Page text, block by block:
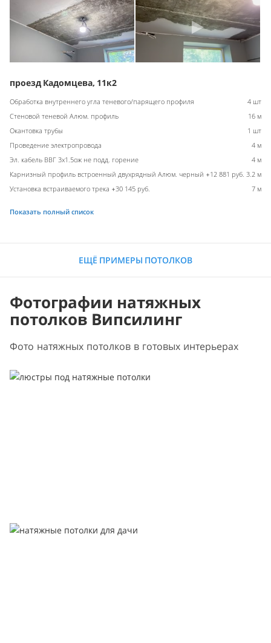
проезд Кадомцева, 11к2
Обработка внутреннего угла теневого/парящего профиля
4 шт
Стеновой теневой Алюм. профиль
16 м
Окантовка трубы
1 шт
Проведение электропровода
4 м
Эл. кабель ВВГ 3х1.5ож не подд. горение
4 м
Карнизный профиль встроенный двухрядный Алюм. черный +12 881 руб. 3.2 м
Установка встраиваемого трека +30 145 руб.
7 м
Показать полный список
ЕЩЁ ПРИМЕРЫ ПОТОЛКОВ
Фотографии натяжных
потолков Випсилинг
Фото натяжных потолков в готовых интерьерах